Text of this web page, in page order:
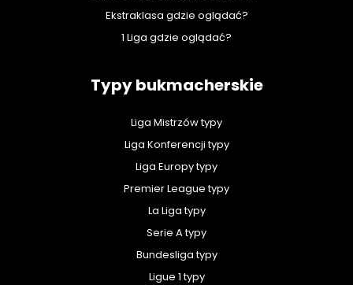
Ekstraklasa gdzie oglądać?
1 Liga gdzie oglądać?
Typy bukmacherskie
Liga Mistrzów typy
Liga Konferencji typy
Liga Europy typy
Premier League typy
La Liga typy
Serie A typy
Bundesliga typy
Ligue 1 typy